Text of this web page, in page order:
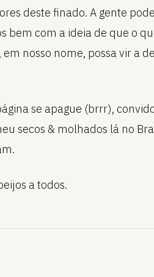
deste finado. A gente
bem com a ideia de que o
nosso nome, possa vir a
se apague (brrr),
secos & molhados lá no
a todos.